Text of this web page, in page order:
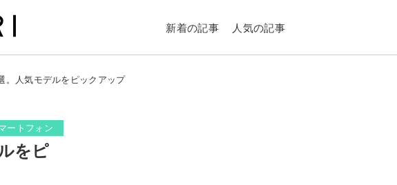
新着の記事 人気の記事
。人気モデルをピックアップ
ートフォン
をピ